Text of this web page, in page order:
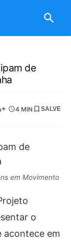
de
4 MIN SALVE
em Movimento
o
acontece em